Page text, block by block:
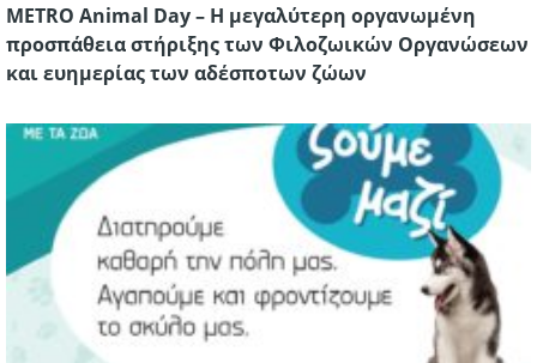
METRO Animal Day – Η μεγαλύτερη οργανωμένη
προσπάθεια στήριξης των Φιλοζωικών Οργανώσεων
και ευημερίας των αδέσποτων ζώων